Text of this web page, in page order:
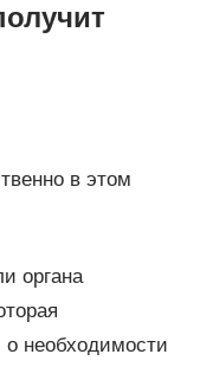
в этом
органа
необходимости